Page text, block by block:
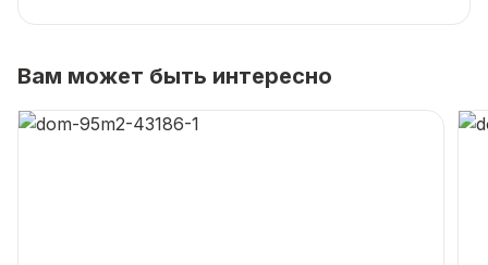
Вам может быть интересно